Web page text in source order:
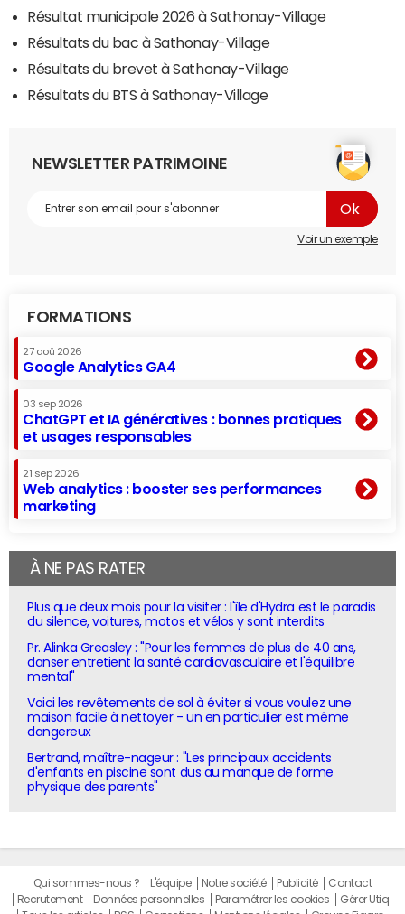
Résultat municipale 2026 à Sathonay-Village
Résultats du bac à Sathonay-Village
Résultats du brevet à Sathonay-Village
Résultats du BTS à Sathonay-Village
NEWSLETTER PATRIMOINE
Voir un exemple
FORMATIONS
27 aoû 2026
Google Analytics GA4
03 sep 2026
ChatGPT et IA génératives : bonnes pratiques
et usages responsables
21 sep 2026
Web analytics : booster ses performances
marketing
À NE PAS RATER
Plus que deux mois pour la visiter : l'île d'Hydra est le paradis
du silence, voitures, motos et vélos y sont interdits
Pr. Alinka Greasley : "Pour les femmes de plus de 40 ans,
danser entretient la santé cardiovasculaire et l'équilibre
mental"
Voici les revêtements de sol à éviter si vous voulez une
maison facile à nettoyer - un en particulier est même
dangereux
Bertrand, maître-nageur : "Les principaux accidents
d'enfants en piscine sont dus au manque de forme
physique des parents"
Qui sommes-nous ? L'équipe Notre société Publicité
Contact
Recrutement
Données personnelles Paramétrer les cookies
Gérer Utiq